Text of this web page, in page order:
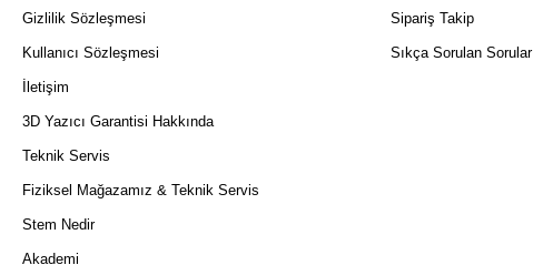
Gizlilik Sözleşmesi
Kullanıcı Sözleşmesi
İletişim
3D Yazıcı Garantisi Hakkında
Teknik Servis
Fiziksel Mağazamız & Teknik Servis
Stem Nedir
Akademi
Sipariş Takip
Sıkça Sorulan Sorular